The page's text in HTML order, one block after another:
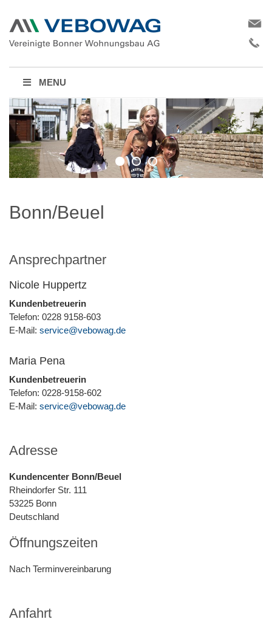
MENU
Bonn/Beuel
Ansprechpartner
Nicole Huppertz
Kundenbetreuerin
Telefon: 0228 9158-603
E-Mail: service@vebowag.de
Maria Pena
Kundenbetreuerin
Telefon: 0228-9158-602
E-Mail: service@vebowag.de
Adresse
Kundencenter Bonn/Beuel
Rheindorfer Str. 111
53225 Bonn
Deutschland
Öffnungszeiten
Nach Terminvereinbarung
Anfahrt